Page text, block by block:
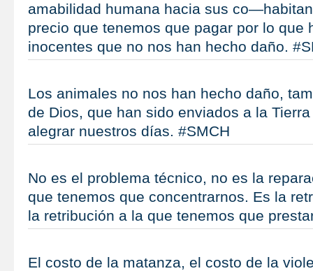
amabilidad humana hacia sus
precio que tenemos que pagar por lo que
inocentes que no nos han hecho daño.
Los animales no nos han hecho daño,
de Dios, que han sido enviados a la
alegrar nuestros días. #SMCH
No es el problema técnico, no es la
que tenemos que concentrarnos. Es la
la retribución a la que tenemos que
El costo de la matanza, el costo de la